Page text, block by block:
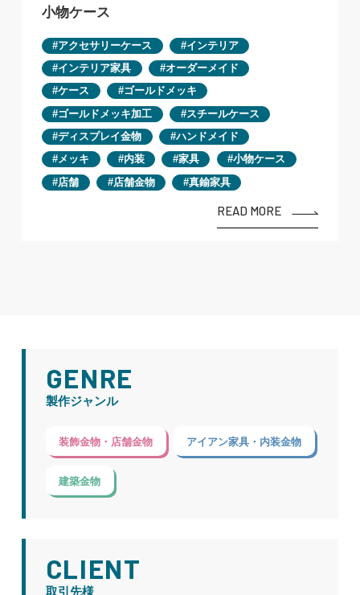
小物ケース
アクセサリーケース
インテリア
インテリア家具
オーダーメイド
ケース
ゴールドメッキ
ゴールドメッキ加工
スチールケース
ディスプレイ金物
ハンドメイド
メッキ
内装 家具
小物ケース
店舗
店舗金物 真鍮家具
READ MORE
GENRE
製作ジャンル
装飾金物・店舗金物 アイアン家具・内装金物
建築金物
CLIENT
取引先様